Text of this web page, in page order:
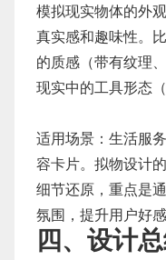
模拟现实物体的外
真实感和趣味性。
的质感（带有纹理
现实中的工具形态
适用场景：生活服
容卡片。拟物设计
细节还原，重点是
氛围，提升用户好感
四、设计